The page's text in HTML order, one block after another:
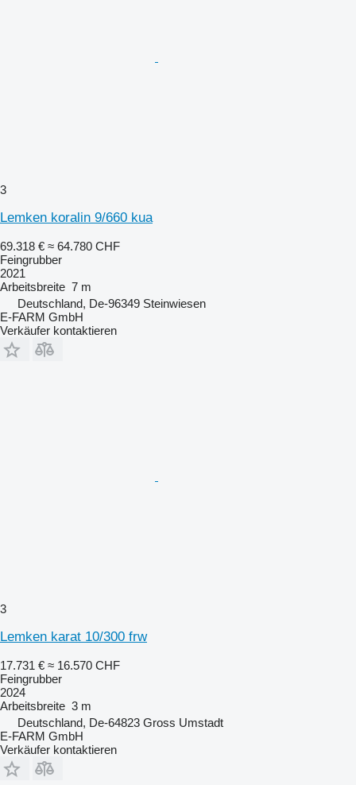
3
Lemken koralin 9/660 kua
69.318 € ≈ 64.780 CHF
Feingrubber
2021
Arbeitsbreite 7 m
Deutschland, De-96349 Steinwiesen
E-FARM GmbH
Verkäufer kontaktieren
3
Lemken karat 10/300 frw
17.731 € ≈ 16.570 CHF
Feingrubber
2024
Arbeitsbreite 3 m
Deutschland, De-64823 Gross Umstadt
E-FARM GmbH
Verkäufer kontaktieren